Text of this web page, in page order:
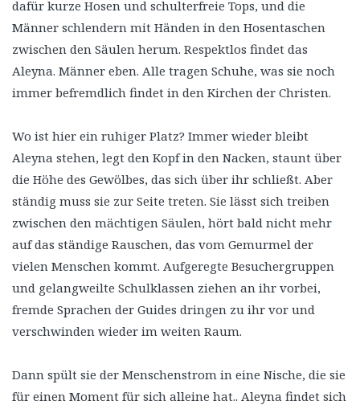
dafür kurze Hosen und schulterfreie Tops, und die
Männer schlendern mit Händen in den Hosentaschen
zwischen den Säulen herum. Respektlos findet das
Aleyna. Männer eben. Alle tragen Schuhe, was sie noch
immer befremdlich findet in den Kirchen der Christen.
Wo ist hier ein ruhiger Platz? Immer wieder bleibt
Aleyna stehen, legt den Kopf in den Nacken, staunt über
die Höhe des Gewölbes, das sich über ihr schließt. Aber
ständig muss sie zur Seite treten. Sie lässt sich treiben
zwischen den mächtigen Säulen, hört bald nicht mehr
auf das ständige Rauschen, das vom Gemurmel der
vielen Menschen kommt. Aufgeregte Besuchergruppen
und gelangweilte Schulklassen ziehen an ihr vorbei,
fremde Sprachen der Guides dringen zu ihr vor und
verschwinden wieder im weiten Raum.
Dann spült sie der Menschenstrom in eine Nische, die sie
für einen Moment für sich alleine hat.. Aleyna findet sich